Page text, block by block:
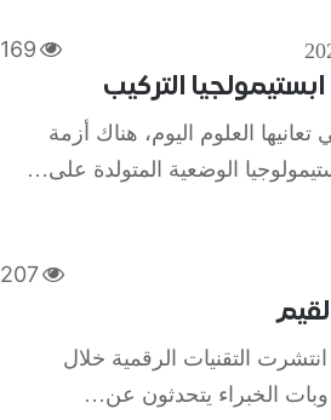
169
التركيب
العلوم اليوم، هناك أزمة
الوضعية المتولدة على…
207
انتشرت التقنيات الرقمية خلال
الخبراء يتحدثون عن…